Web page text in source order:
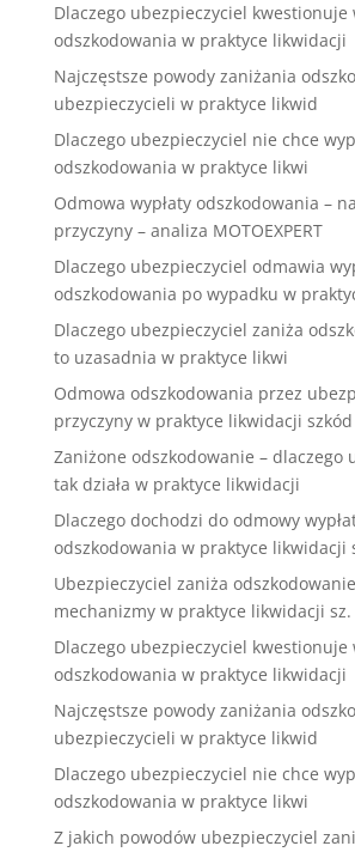
Dlaczego ubezpieczyciel kwestionuje
odszkodowania w praktyce likwidacji
Najczęstsze powody zaniżania
ubezpieczycieli w praktyce likwid
Dlaczego ubezpieczyciel nie chce
odszkodowania w praktyce likwi
Odmowa wypłaty odszkodowania –
przyczyny – analiza MOTOEXPERT
Dlaczego ubezpieczyciel odmawia
odszkodowania po wypadku w
Dlaczego ubezpieczyciel zaniża
to uzasadnia w praktyce likwi
Odmowa odszkodowania przez
przyczyny w praktyce likwidacji szkód
Zaniżone odszkodowanie – dlaczego
tak działa w praktyce likwidacji
Dlaczego dochodzi do odmowy
odszkodowania w praktyce likwidacji
Ubezpieczyciel zaniża
mechanizmy w praktyce likwidacji sz.
Dlaczego ubezpieczyciel kwestionuje
odszkodowania w praktyce likwidacji
Najczęstsze powody zaniżania
ubezpieczycieli w praktyce likwid
Dlaczego ubezpieczyciel nie chce
odszkodowania w praktyce likwi
Z jakich powodów ubezpieczyciel